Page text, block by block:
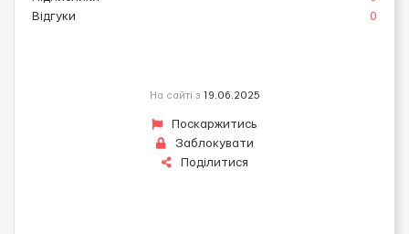
Відгуки
0
На сайті з 19.06.2025
Поскаржитись
Заблокувати
Поділитися